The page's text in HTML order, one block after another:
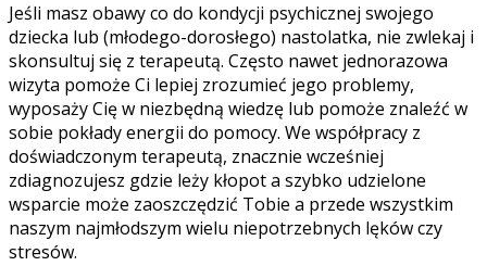
Jeśli masz obawy co do kondycji psychicznej swojego
dziecka lub (młodego-dorosłego) nastolatka, nie zwlekaj i
skonsultuj się z terapeutą. Często nawet jednorazowa
wizyta pomoże Ci lepiej zrozumieć jego problemy,
wyposaży Cię w niezbędną wiedzę lub pomoże znaleźć w
sobie pokłady energii do pomocy. We współpracy z
doświadczonym terapeutą, znacznie wcześniej
zdiagnozujesz gdzie leży kłopot a szybko udzielone
wsparcie może zaoszczędzić Tobie a przede wszystkim
naszym najmłodszym wielu niepotrzebnych lęków czy
stresów.